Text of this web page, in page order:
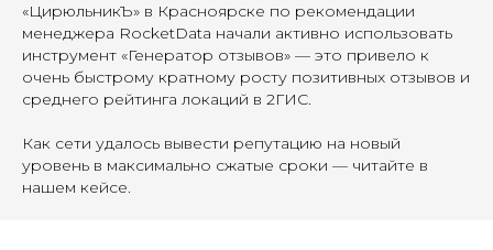
«ЦирюльникЪ» в Красноярске по рекомендации
менеджера RocketData начали активно использовать
инструмент «Генератор отзывов» — это привело к
очень быстрому кратному росту позитивных отзывов и
среднего рейтинга локаций в 2ГИС.
Как сети удалось вывести репутацию на новый
уровень в максимально сжатые сроки — читайте в
нашем кейсе.